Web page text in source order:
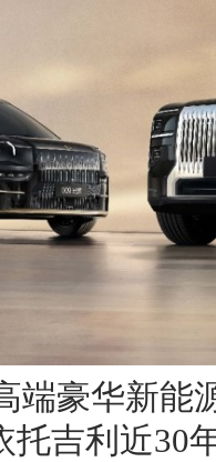
端豪华新能
托吉利近30